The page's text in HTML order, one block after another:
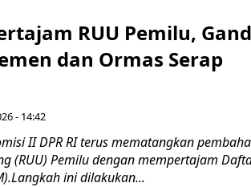
RUU Pemilu,
dan Ormas Serap
- 14:42
II DPR RI terus mematangkan
(RUU) Pemilu dengan mempertajam
ini dilakukan...